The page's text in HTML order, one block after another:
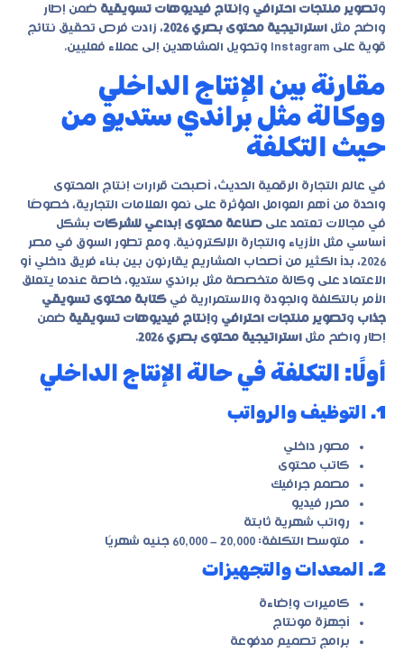
وتصوير منتجات احترافي وإنتاج فيديوهات تسويقية ضمن إطار
واضح مثل استراتيجية محتوى بصري 2026
، زادت فرص تحقيق نتائج
قوية على Instagram وتحويل المشاهدين إلى عملاء فعليين.
مقارنة بين الإنتاج الداخلي
ووكالة مثل براندي ستديو من
حيث التكلفة
في عالم التجارة الرقمية الحديث، أصبحت قرارات إنتاج المحتوى
واحدة من أهم العوامل المؤثرة على نمو العلامات التجارية، خصوصًا
في مجالات تعتمد على صناعة محتوى إبداعي للشركات بشكل
أساسي مثل الأزياء والتجارة الإلكترونية. ومع تطور السوق في مصر
2026، بدأ الكثير من أصحاب المشاريع يقارنون بين بناء فريق داخلي أو
الاعتماد على وكالة متخصصة مثل براندي ستديو، خاصة عندما يتعلق
الأمر بالتكلفة والجودة والاستمرارية في كتابة محتوى تسويقي
جذاب وتصوير منتجات احترافي وإنتاج فيديوهات تسويقية ضمن
إطار واضح مثل استراتيجية محتوى بصري 2026 .
أولًا: التكلفة في حالة الإنتاج الداخلي
1. التوظيف والرواتب
مصور داخلي
كاتب محتوى
مصمم جرافيك
محرر فيديو
رواتب شهرية ثابتة
متوسط التكلفة: 20,000 – 60,000 جنيه شهريًا
2. المعدات والتجهيزات
كاميرات وإضاءة
أجهزة مونتاج
برامج تصميم مدفوعة